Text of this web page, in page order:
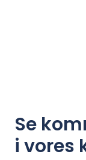
Se
i vores